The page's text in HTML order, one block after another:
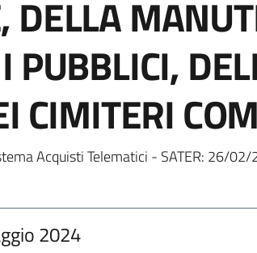
DELLA
PUBBLICI,
CIMITERI
Acquisti Telematici - SATER: 26/02/
2024